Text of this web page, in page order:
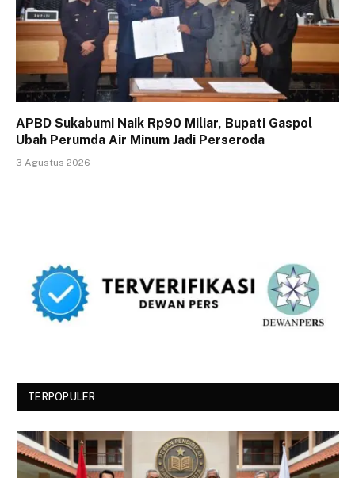
APBD Sukabumi Naik Rp90 Miliar, Bupati Gaspol
Ubah Perumda Air Minum Jadi Perseroda
3 Agustus 2026
TERPOPULER